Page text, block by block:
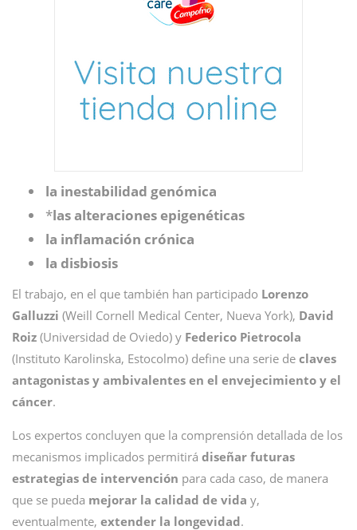
la inestabilidad genómica
*las alteraciones epigenéticas
la inflamación crónica
la disbiosis
El trabajo, en el que también han participado Lorenzo
Galluzzi (Weill Cornell Medical Center, Nueva York), David
Roiz (Universidad de Oviedo) y Federico Pietrocola
(Instituto Karolinska, Estocolmo) define una serie de claves
antagonistas y ambivalentes en el envejecimiento y el
cáncer.
Los expertos concluyen que la comprensión detallada de los
mecanismos implicados permitirá diseñar futuras
estrategias de intervención para cada caso, de manera
que se pueda mejorar la calidad de vida y,
eventualmente, extender la longevidad.